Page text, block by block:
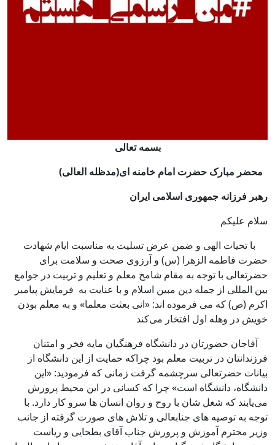
بسمه تعالی
محضر مبارک حضرت امام خامنه ای(مدظله العالی)
رهبر فرزانه جمهوری اسلامی ایران
سلام علیکم
با تحیات الهی و ضمن عرض تسلیت به مناسبت ایام شهادت
حضرت فاطمه الزهرا (س) و آرزوی صحت و سلامت برای
حضرتعالی با توجه به مقام شامخ معلم و تعلیم و تربیت در جوامع
بین المللی از جمله دین مبین اسلام و با عنایت به فرمایش پیامبر
اکرم (ص) که می فرموده اند: «انی بعثت معلما» و به معلم بودن
خویش در وهله اول افتخار می‌کند
آقاجان حضورتان در دانشگاه فرهنگیان مایه فخر و امتنان
فرزندانتان در تربیت معلم بود چراکه حمایت از این دانشگاه از
بیانات حضرتعالی سرچشمه گرفت زمانی که فرمودید: «این
دانشگاه، دانشگاه است» چرا که کسانی در این محیط پرورش
می‌یابند که شغل شان با روح و روان انسان ها سرو کار دارد. با
توجه به توصیه های جنابعالی و تلاش های صورت گرفته از جانب
وزیر محترم آموزش و پرورش جناب آقای بطحایی و ریاست